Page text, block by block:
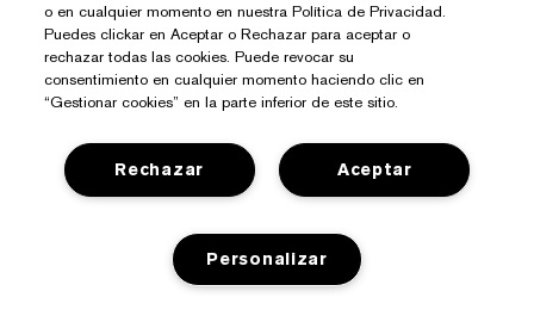
¿Necesitas Ayuda?
o en cualquier momento en nuestra Política de Privacidad.
Puedes clickar en Aceptar o Rechazar para aceptar o
rechazar todas las cookies. Puede revocar su
consentimiento en cualquier momento haciendo clic en
“Gestionar cookies” en la parte inferior de este sitio.
Aceptar
Rechazar
Personalizar